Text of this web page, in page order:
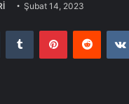
Şubat 14, 2023
LinkedInTumblr PinterestReddit